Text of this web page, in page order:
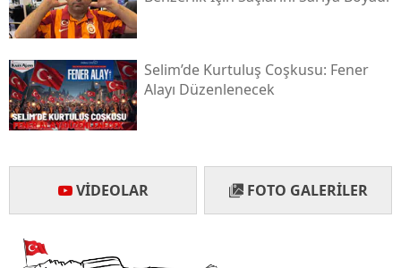
Batman
Ardahan
Iğdır
Selim’de Kurtuluş Coşkusu: Fener
Alayı Düzenlenecek
VIDEOLAR FOTO GALERILER